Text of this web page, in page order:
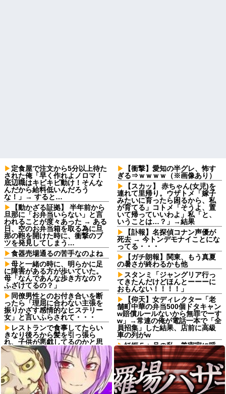
定食屋で注文から5分以上待た
された俺「早く作れよノロマ！
底辺職はキビキビ動け！そんな
んだから給料低いんだろう
な！」→ すると…
【動かざる証拠】 半年前から
旦那に「お弁当いらない」と言
われることが度々あった → ある
日、空のお弁当箱を取る為に旦
那の鞄を開けた時に、衝撃のブ
ツを発見してしまう…
食器売場通るの苦手なのよね
母と一緒の時に、明らかに足
に障害がある方が歩いていた。
母「なんであんな歩き方なの？
ふざけてるの？」
同僚男性とのお付き合いを断
ったら「理屈に合わない主張を
振りかざす感情的なヒステリー
女」と言いふらされて・・・
レストランで食事してたらい
きなり後ろから髪を引っ張ら
れ、子供が悪戯してるのかと思
い注意しようと振り向こうとし
たら耳元でハサミの音がした！...
姉は馬鹿。初めて外走ってガ
ソスタに給油に行った時に車体
やガラスにガソリンかけるレベ
ルの馬鹿
【衝撃】愛知の半グレ、怖す
ぎる⇒ｗｗｗｗ（※画像あり）
【スカッ】 赤ちゃん(女児)を
連れて里帰り。ウザトメ「嫁子
みたいに育ったら困るから、私
が育てる」コトメ「そうよ、置
いて帰っていいわよ」私「と、
いうことは…？」→結果
【訃報】名探偵コナン声優が
死去 → 今トンデモナイことにな
ってる・・・
【ガチ朗報】関東、もう真夏
の暑さが終わるかも他
スタンミ「ジャングリア行っ
てきたんだけどほんとーーーに
おもんない！！！！」
【仰天】女ディレクター「老
舗町中華の弁当500個ドタキャン
w賠償ルールないから無罪でーす
w」→常連の俺が電話一本で「全
員招集」した結果、店前に高級
車の列がw
妊娠５ヶ月の私、義実家に呼
ばれて行ってきた。治療を経て
妊娠５ヶ月になった義妹を引き
合いに出され、トメから放たれ
た「耳を疑う理不尽すぎる一
言」に愕然←妊娠時期の操作と
か超能力者かよ